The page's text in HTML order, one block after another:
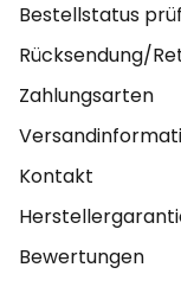
Bestellstatus
Rücksendung/
Zahlungsarten
Kontakt
Bewertungen